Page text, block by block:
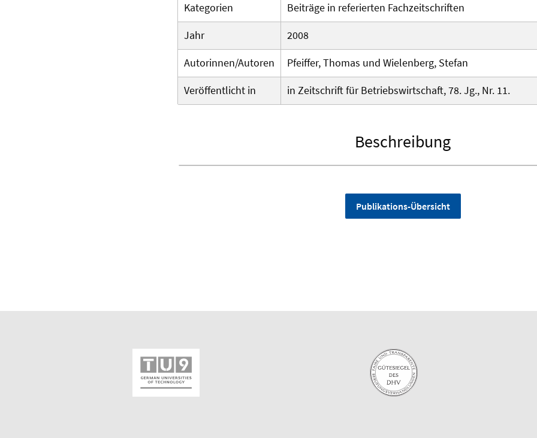
Kategorien
Beiträge in referierten Fachzeitschriften
Jahr
2008
Autorinnen/Autoren
Pfeiffer, Thomas und Wielenberg, Stefan
Veröffentlicht in
in Zeitschrift für Betriebswirtschaft, 78. Jg., Nr. 11.
Beschreibung
Publikations-Übersicht